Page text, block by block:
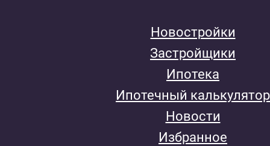
Новостройки
Застройщики
Ипотека
Ипотечный калькулятор
Новости
Избранное